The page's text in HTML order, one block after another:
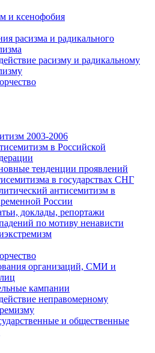
и ксенофобия
расизма и радикального
расизму и радикальному
2003-2006
в Российской
тенденции проявлений
в государствах СНГ
антисемитизм в
России
доклады, репортажи
по мотиву ненависти
организаций, СМИ и
кампании
неправомерному
и общественные